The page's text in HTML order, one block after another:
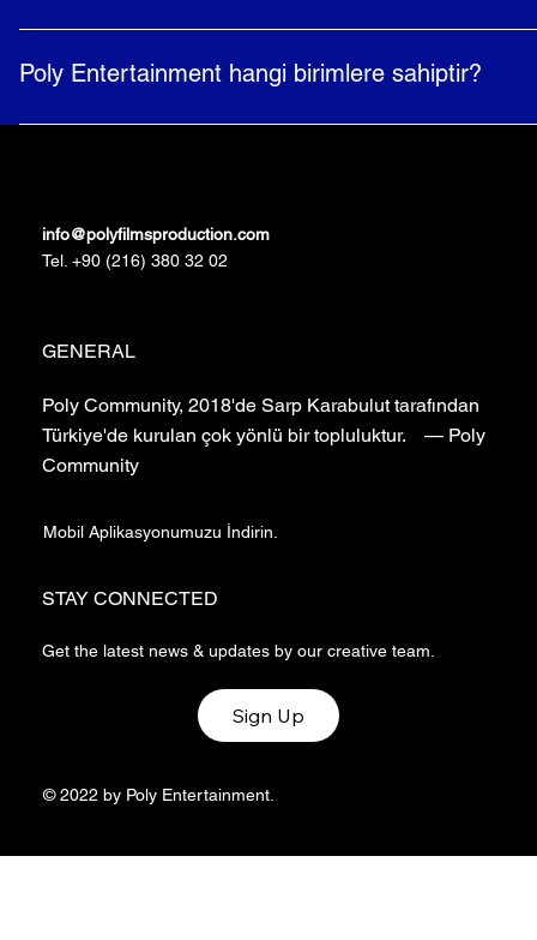
Sanata ve sinemaya ilgi duyuyorsanız, Poly Entertainment
başvurun! Projelerimize katılım şartları değişiklik
şekilde sergileyin. Aşağıdaki link üzerinden hemen katılın:
https://docs.google.com/forms/d/
Poly Entertainment hangi birimlere sahiptir?
Poly Entertainment, Poly Films Production, Poly Sound
info@polyfilmsproduction.com
Tel. +90 (216) 380 32 02
GENERAL
Poly Community, 2018'de Sarp Karabulut tarafından
Türkiye'de kurulan çok yönlü bir topluluktur. — Poly
Community
Mobil Aplikasyonumuzu İndirin.
STAY CONNECTED
Get the latest news & updates by our creative team.
Sign Up
© 2022 by Poly Entertainment.